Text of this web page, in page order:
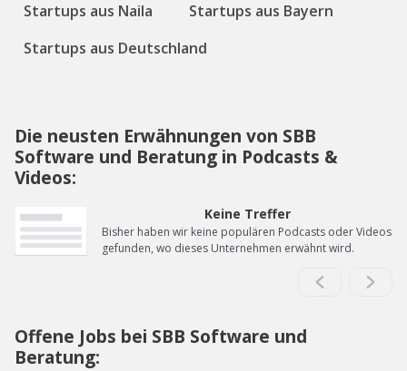
Startups aus Naila
Startups aus Bayern
Startups aus Deutschland
Die neusten Erwähnungen von SBB
Software und Beratung in Podcasts &
Videos:
Keine Treffer
Bisher haben wir keine populären Podcasts oder Videos
gefunden, wo dieses Unternehmen erwähnt wird.
Offene Jobs bei SBB Software und
Beratung: